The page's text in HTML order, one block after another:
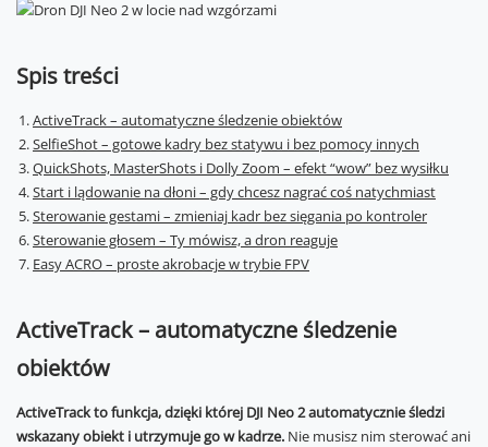
Spis treści
ActiveTrack – automatyczne śledzenie obiektów
SelfieShot – gotowe kadry bez statywu i bez pomocy innych
QuickShots, MasterShots i Dolly Zoom – efekt “wow” bez wysiłku
Start i lądowanie na dłoni – gdy chcesz nagrać coś natychmiast
Sterowanie gestami – zmieniaj kadr bez sięgania po kontroler
Sterowanie głosem – Ty mówisz, a dron reaguje
Easy ACRO – proste akrobacje w trybie FPV
ActiveTrack – automatyczne śledzenie
obiektów
ActiveTrack to funkcja, dzięki której DJI Neo 2 automatycznie śledzi
wskazany obiekt i utrzymuje go w kadrze. Nie musisz nim sterować ani